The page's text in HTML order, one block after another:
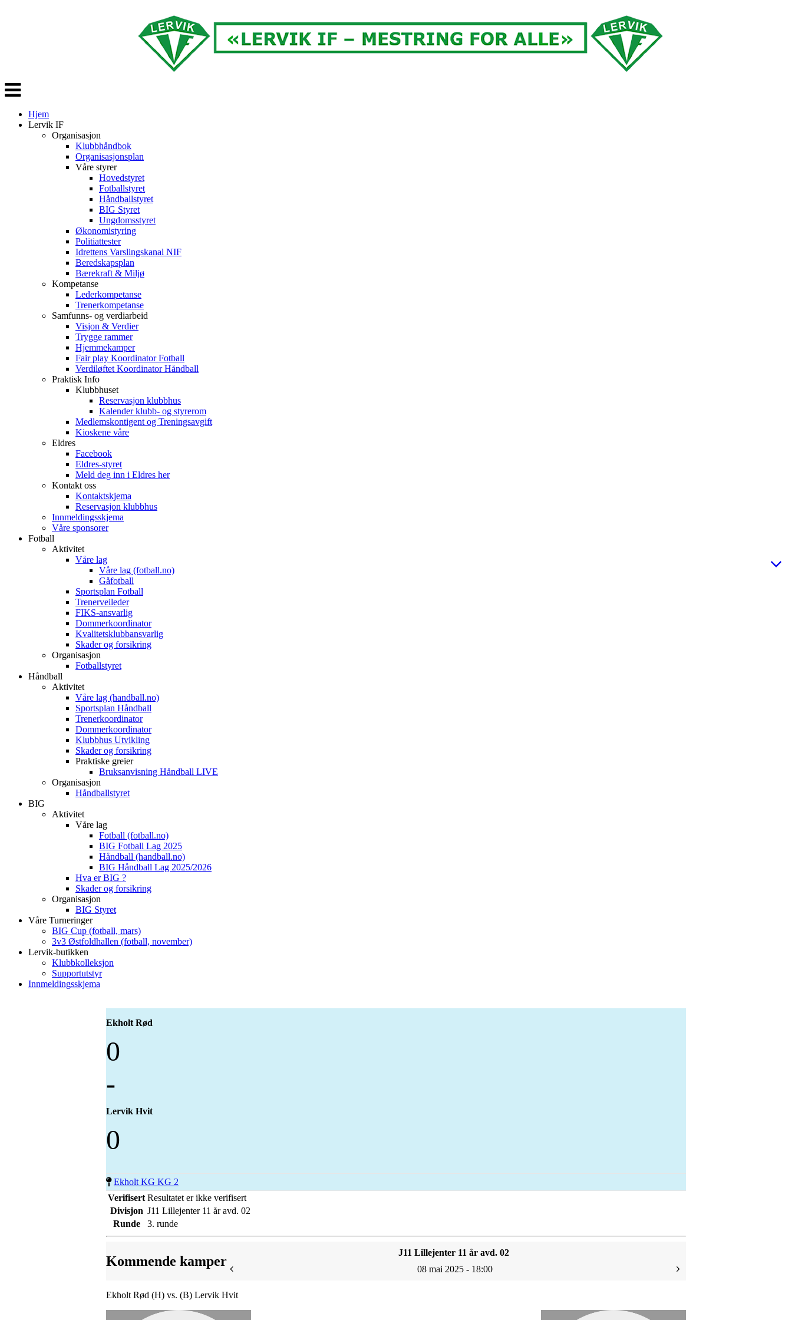
Veksle
navigasjon
Hjem
Lervik IF
Organisasjon
Klubbhåndbok
Organisasjonsplan
Våre styrer
Hovedstyret
Fotballstyret
Håndballstyret
BIG Styret
Ungdomsstyret
Økonomistyring
Politiattester
Idrettens Varslingskanal NIF
Beredskapsplan
Bærekraft & Miljø
Kompetanse
Lederkompetanse
Trenerkompetanse
Samfunns- og verdiarbeid
Visjon & Verdier
Trygge rammer
Hjemmekamper
Fair play Koordinator Fotball
Verdiløftet Koordinator Håndball
Praktisk Info
Klubbhuset
Reservasjon klubbhus
Kalender klubb- og styrerom
Medlemskontigent og Treningsavgift
Kioskene våre
Eldres
Facebook
Eldres-styret
Meld deg inn i Eldres her
Kontakt oss
Kontaktskjema
Reservasjon klubbhus
Innmeldingsskjema
Våre sponsorer
Fotball
Aktivitet
Våre lag
Våre lag (fotball.no)
Gåfotball
Sportsplan Fotball
Trenerveileder
FIKS-ansvarlig
Dommerkoordinator
Kvalitetsklubbansvarlig
Skader og forsikring
Organisasjon
Fotballstyret
Håndball
Aktivitet
Våre lag (handball.no)
Sportsplan Håndball
Trenerkoordinator
Dommerkoordinator
Klubbhus Utvikling
Skader og forsikring
Praktiske greier
Bruksanvisning Håndball LIVE
Organisasjon
Håndballstyret
BIG
Aktivitet
Våre lag
Fotball (fotball.no)
BIG Fotball Lag 2025
Håndball (handball.no)
BIG Håndball Lag 2025/2026
Hva er BIG ?
Skader og forsikring
Organisasjon
BIG Styret
Våre Turneringer
BIG Cup (fotball, mars)
3v3 Østfoldhallen (fotball, november)
Lervik-butikken
Klubbkolleksjon
Supportutstyr
Innmeldingsskjema
Ekholt Rød
0
-
Lervik Hvit
0
Ekholt KG KG 2
Verifisert Resultatet er ikke verifisert
Divisjon J11 Lillejenter 11 år avd. 02
Runde
3. runde
Kommende kamper
J11 Lillejenter 11 år avd. 02
08 mai 2025 - 18:00
Ekholt Rød (H) vs. (B) Lervik Hvit